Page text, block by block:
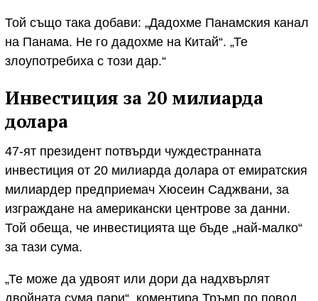
Той също така добави: „Дадохме Панамския канал
на Панама. Не го дадохме на Китай“. „Те
злоупотребиха с този дар.“
Инвестиция за 20 милиарда
долара
47-ят президент потвърди чуждестранната
инвестиция от 20 милиарда долара от емиратския
милиардер предприемач Хюсеин Саджвани, за
изграждане на американски центрове за данни.
Той обеща, че инвестицията ще бъде „най-малко“
за тази сума.
„Те може да удвоят или дори да надхвърлят
двойната сума пари“, коментира Тръмп по повод